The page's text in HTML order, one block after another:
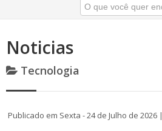
Noticias
Tecnologia
Publicado em Sexta - 24 de Julho de 2026 |